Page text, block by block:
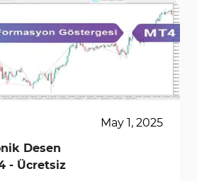
May 1, 2025
Desen
- Ücretsiz